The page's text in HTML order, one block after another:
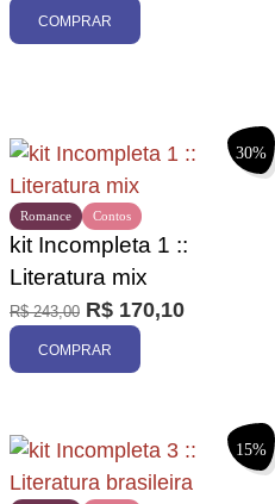
COMPRAR
30%
Contos
Romance
kit Incompleta 1 ::
Literatura mix
R$243,00 R$ 170,10
COMPRAR
15%